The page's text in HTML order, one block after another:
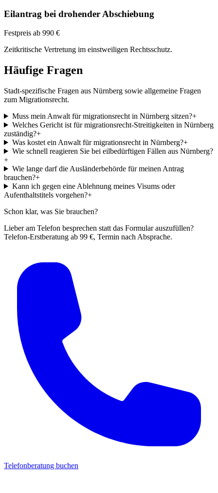
Eilantrag bei drohender Abschiebung
Festpreis ab 990 €
Zeitkritische Vertretung im einstweiligen Rechtsschutz.
Häufige Fragen
Stadt-spezifische Fragen aus Nürnberg sowie allgemeine Fragen
zum Migrationsrecht.
Muss mein Anwalt für migrationsrecht in Nürnberg sitzen?+
Welches Gericht ist für migrationsrecht-Streitigkeiten in Nürnberg
zuständig?+
Was kostet ein Anwalt für migrationsrecht in Nürnberg?+
Wie schnell reagieren Sie bei eilbedürftigen Fällen aus Nürnberg?
+
Wie lange darf die Ausländerbehörde für meinen Antrag
brauchen?+
Kann ich gegen eine Ablehnung meines Visums oder
Aufenthaltstitels vorgehen?+
Schon klar, was Sie brauchen?
Lieber am Telefon besprechen statt das Formular auszufüllen?
Telefon-Erstberatung ab 99 €, Termin nach Absprache.
Telefonberatung buchen